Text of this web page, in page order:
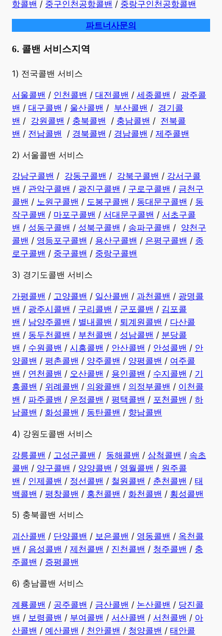
항콜밴 / 중구인천공항콜밴 / 중랑구인천공항콜밴
파트너사문의
6. 콜밴 서비스지역
​1) 전국콜밴 서비스
서울콜밴 / 인천콜밴 / 대전콜밴 / 세종콜밴 / 광주콜
밴 / 대구콜밴 / 울산콜밴 / 부산콜밴 / 경기콜
밴 / 강원콜밴 / 충북콜밴 / 충남콜밴 / 전북콜
밴 / 전남콜밴 / 경북콜밴 / 경남콜밴 ​ / 제주콜밴
2) 서울콜밴 서비스
강남구콜밴 / 강동구콜밴 / 강북구콜밴 / 강서구콜
밴 / 관악구콜밴 / 광진구콜밴 / 구로구콜밴 / 금천구
콜밴 / 노원구콜밴 / 도봉구콜밴 / 동대문구콜밴 / 동
작구콜밴 / 마포구콜밴 / 서대문구콜밴 / 서초구콜
밴 / 성동구콜밴 / 성북구콜밴 / 송파구콜밴 / 양천구
콜밴 / 영등포구콜밴 / 용산구콜밴 / 은평구콜밴 / 종
로구콜밴 / 중구콜밴 / 중랑구콜밴
3) 경기도콜밴 서비스
가평콜밴 / 고양콜밴 / 일산콜밴 / 과천콜밴 / 광명콜
밴 / 광주시콜밴 / 구리콜밴 / 군포콜밴 / 김포콜
밴 / 남양주콜밴 / 별내콜밴 / 퇴계원콜밴 / 다산콜
밴 / 동두천콜밴 / 부천콜밴 / 성남콜밴 / 분당콜
밴 / 수원콜밴 / 시흥콜밴 / 안산콜밴 / 안성콜밴 / 안
양콜밴 / 평촌콜밴 / 양주콜밴 / 양평콜밴 / 여주콜
밴 / 연천콜밴 / 오산콜밴 / 용인콜밴 / 수지콜밴 / 기
흥콜밴 / 위례콜밴 / 의왕콜밴 / 의정부콜밴 / 이천콜
밴 / 파주콜밴 / 운정콜밴 / 평택콜밴 / 포천콜밴 / 하
남콜밴 / 화성콜밴 / 동탄콜밴 / 향남콜밴
4) 강원도콜밴 서비스
강릉콜밴 / 고성군콜밴 / 동해콜밴 / 삼척콜밴 / 속초
콜밴 / 양구콜밴 / 양양콜밴 / 영월콜밴 / 원주콜
밴 / 인제콜밴 / 정선콜밴 / 철원콜밴 / 춘천콜밴 / 태
백콜밴 / 평창콜밴 / 홍천콜밴 / 화천콜밴 / 횡성콜밴
5) 충북콜밴 서비스
괴산콜밴 / 단양콜밴 / 보은콜밴 / 영동콜밴 / 옥천콜
밴 / 음성콜밴 / 제천콜밴 / 진천콜밴 / 청주콜밴 / 충
주콜밴 / 증평콜밴
6) 충남콜밴 서비스
계룡콜밴 / 공주콜밴 / 금산콜밴 / 논산콜밴 / 당진콜
밴 / 보령콜밴 / 부여콜밴 / 서산콜밴 / 서천콜밴 / 아
산콜밴 / 예산콜밴 / 천안콜밴 / 청양콜밴 / 태안콜